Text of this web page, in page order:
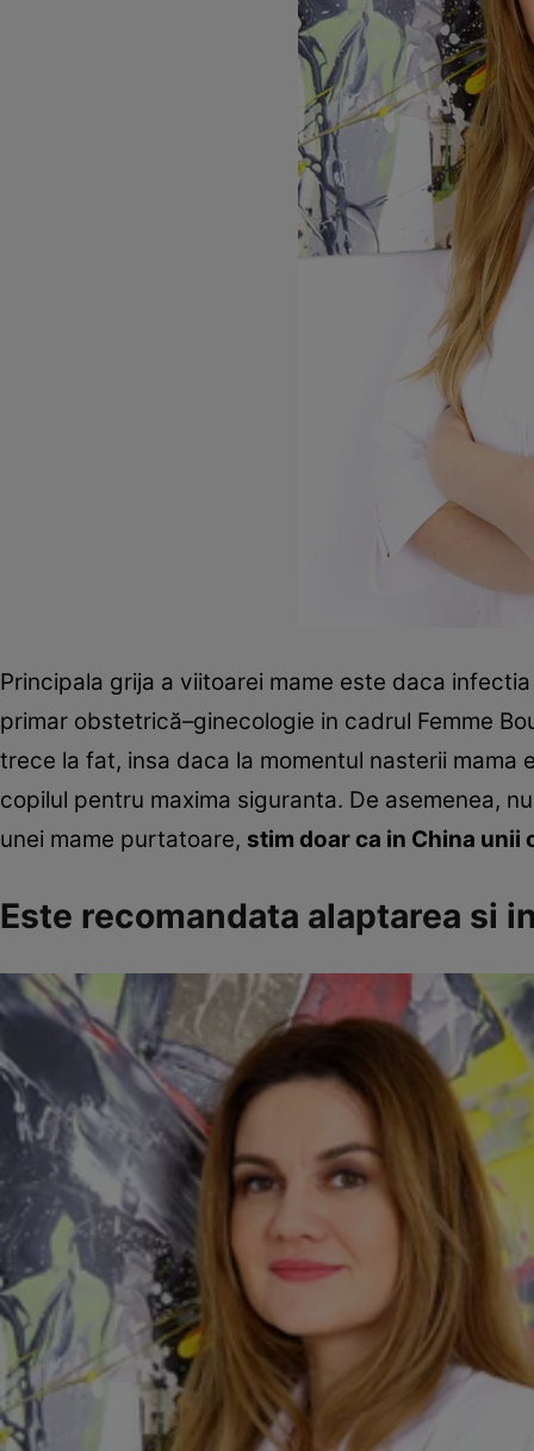
Principala grija a viitoarei mame este daca
primar obstetrică–ginecologie in cadrul Femme
trece la fat, insa daca la momentul nasterii
copilul pentru maxima siguranta. De asemenea,
unei mame purtatoare, stim doar ca in China unii
Este recomandata alaptarea si